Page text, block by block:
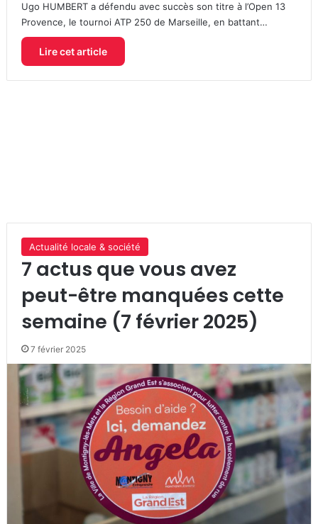
Ugo HUMBERT a défendu avec succès son titre à l’Open 13
Provence, le tournoi ATP 250 de Marseille, en battant…
Lire cet article
Actualité locale & société
7 actus que vous avez
peut-être manquées cette
semaine (7 février 2025)
7 février 2025